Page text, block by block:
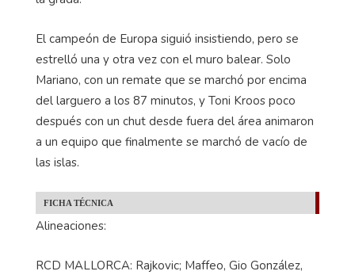
El campeón de Europa siguió insistiendo, pero se
estrelló una y otra vez con el muro balear. Solo
Mariano, con un remate que se marchó por encima
del larguero a los 87 minutos, y Toni Kroos poco
después con un chut desde fuera del área animaron
a un equipo que finalmente se marchó de vacío de
las islas.
FICHA TÉCNICA
Alineaciones:
RCD MALLORCA: Rajkovic; Maffeo, Gio González,